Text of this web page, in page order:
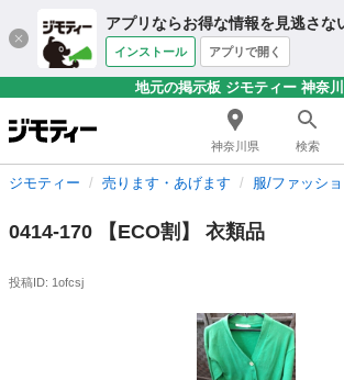
アプリならお得な情報を見逃さな
インストール アプリで開く
地元の掲示板 ジモティー 神奈
神奈川県 検索
ジモティー 売ります・あげます 服/ファッシ
0414-170 【ECO割】 衣類品
投稿ID: 1ofcsj